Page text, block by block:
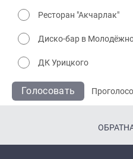
Ресторан "Акчарлак"
Диско-бар в
ДК Урицкого
Голосовать